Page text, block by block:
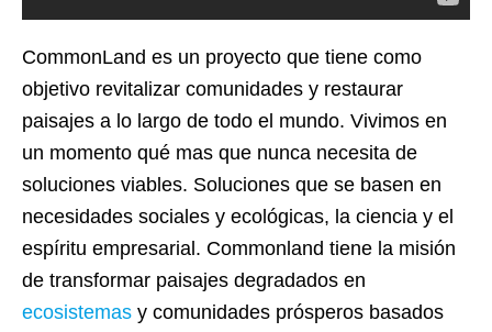
CommonLand es un proyecto que tiene como
objetivo revitalizar comunidades y restaurar
paisajes a lo largo de todo el mundo. Vivimos en
un momento qué mas que nunca necesita de
soluciones viables. Soluciones que se basen en
necesidades sociales y ecológicas, la ciencia y el
espíritu empresarial. Commonland tiene la misión
de transformar paisajes degradados en
ecosistemas y comunidades prósperos basados ​​